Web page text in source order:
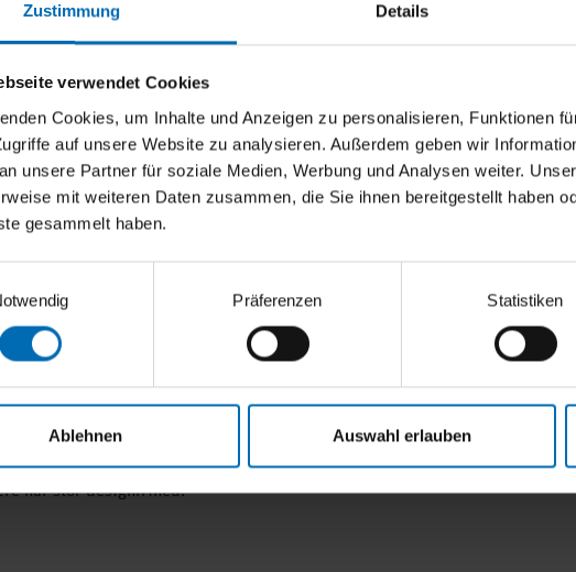
Zustimmung Details
verwendet Cookies
Cookies, um Inhalte und Anzeigen zu personalisieren, Funktionen
auf unsere Website zu analysieren. Außerdem geben wir
unsere Partner für soziale Medien, Werbung und Analysen weiter.
mit weiteren Daten zusammen, die Sie ihnen bereitgestellt haben
gesammelt haben.
Präferenzen Statistiken
Ablehnen Auswahl erlauben
Flere oplysninger
øens økonomiske fremtid og opføres på
udformet som en moderne erhvervspark med i
og plads til effektive virksomheder
i alt 2 erhvervsbygninger og 3 erhvervshaller med
installerede teknologi svarer til KfW Efficiency
har stor designfrihed.